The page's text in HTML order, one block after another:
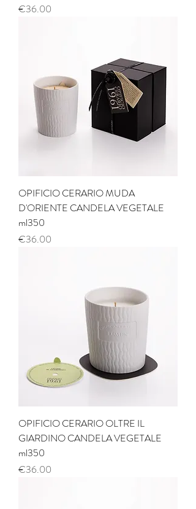
Price
€36.00
OPIFICIO CERARIO MUDA
D'ORIENTE CANDELA VEGETALE
ml350
Price
€36.00
OPIFICIO CERARIO OLTRE IL
GIARDINO CANDELA VEGETALE
ml350
Price
€36.00